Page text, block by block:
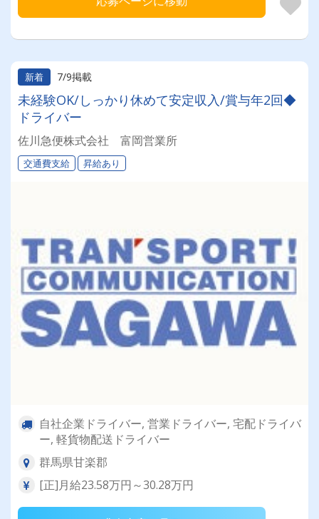
新着 7/9掲載
未経験OK/しっかり休めて安定収入/賞与年2回◆
ドライバー
佐川急便株式会社 富岡営業所
交通費支給 昇給あり
自社企業ドライバー, 営業ドライバー, 宅配ドライバ
ー, 軽貨物配送ドライバー
群馬県甘楽郡
[正]月給23.58万円～30.28万円